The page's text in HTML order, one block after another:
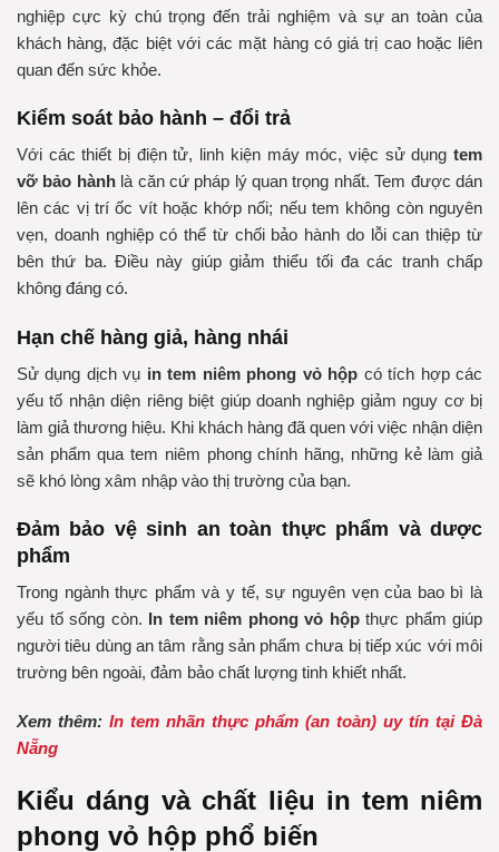
nghiệp cực kỳ chú trọng đến trải nghiệm và sự an toàn của
khách hàng, đặc biệt với các mặt hàng có giá trị cao hoặc liên
quan đến sức khỏe.
Kiểm soát bảo hành – đổi trả
Với các thiết bị điện tử, linh kiện máy móc, việc sử dụng tem
vỡ bảo hànhlà căn cứ pháp lý quan trọng nhất. Tem được dán
lên các vị trí ốc vít hoặc khớp nối; nếu tem không còn nguyên
vẹn, doanh nghiệp có thể từ chối bảo hành do lỗi can thiệp từ
bên thứ ba. Điều này giúp giảm thiểu tối đa các tranh chấp
không đáng có.
Hạn chế hàng giả, hàng nhái
Sử dụng dịch vụ in tem niêm phong vỏ hộp có tích hợp các
yếu tố nhận diện riêng biệt giúp doanh nghiệp giảm nguy cơ bị
làm giả thương hiệu. Khi khách hàng đã quen với việc nhận diện
sản phẩm qua tem niêm phong chính hãng, những kẻ làm giả
sẽ khó lòng xâm nhập vào thị trường của bạn.
Đảm bảo vệ sinh an toàn thực phẩm và dược
phẩm
Trong ngành thực phẩm và y tế, sự nguyên vẹn của bao bì là
yếu tố sống còn. In tem niêm phong vỏ hộpthực phẩm giúp
người tiêu dùng an tâm rằng sản phẩm chưa bị tiếp xúc với môi
trường bên ngoài, đảm bảo chất lượng tinh khiết nhất.
Xem thêm: In tem nhãn thực phẩm (an toàn) uy tín tại Đà
Nẵng
Kiểu dáng và chất liệu in tem niêm
phong vỏ hộp phổ biến